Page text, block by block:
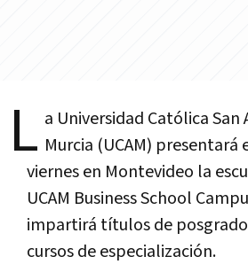
L a Universidad Católica San
Murcia (UCAM) presentará
viernes en Montevideo la
UCAM Business School
impartirá títulos de
cursos de especialización.